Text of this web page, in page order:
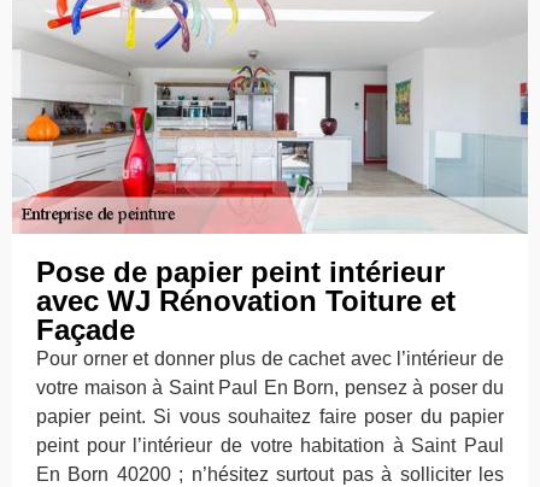
Pose de papier peint intérieur
avec WJ Rénovation Toiture et
Façade
Pour orner et donner plus de cachet avec l’intérieur de
votre maison à Saint Paul En Born, pensez à poser du
papier peint. Si vous souhaitez faire poser du papier
peint pour l’intérieur de votre habitation à Saint Paul
En Born 40200 ; n’hésitez surtout pas à solliciter les